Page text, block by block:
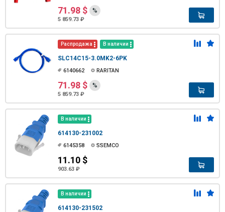
71.98 $
5 859.73 ₽
%
Распродажа В наличии
SLC14C15-3.0MK2-6PK
6140662 RARITAN
71.98 $
5 859.73 ₽
%
В наличии
614130-231002
6145358 SSEMCO
11.10 $
903.63 ₽
В наличии
614130-231502